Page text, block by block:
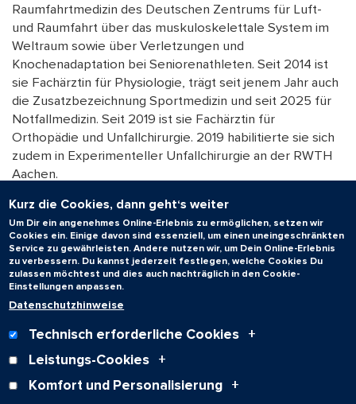
Raumfahrtmedizin des Deutschen Zentrums für Luft-
und Raumfahrt über das muskuloskelettale System im
Weltraum sowie über Verletzungen und
Knochenadaptation bei Seniorenathleten. Seit 2014 ist
sie Fachärztin für Physiologie, trägt seit jenem Jahr auch
die Zusatzbezeichnung Sportmedizin und seit 2025 für
Notfallmedizin. Seit 2019 ist sie Fachärztin für
Orthopädie und Unfallchirurgie. 2019 habilitierte sie sich
zudem in Experimenteller Unfallchirurgie an der RWTH
Aachen.
Von 2019 bis 2021 war sie mit einem DFG-
Forschungsstipendium an der Manchester Metropolitan
University tätig. Beim Deutschen Zentrums für Luft- und
Raumfahrt in Köln führte Ganse in der Zeit eine
Bettruhestudie durch, um zusammen mit NASA und ESA
den Muskelabbau im All zu erforschen. Aktuell arbeitet
die Medizinerin an einem Projekt auf der Concordia-
Station in der Antarktis zum Thema Muskeln und
Kurz die Cookies, dann geht‘s weiter
Um Dir ein angenehmes Online-Erlebnis zu ermöglichen, setzen wir
Cookies ein. Einige davon sind essenziell, um einen uneingeschränkten
Service zu gewährleisten. Andere nutzen wir, um Dein Online-Erlebnis
zu verbessern. Du kannst jederzeit festlegen, welche Cookies Du
zulassen möchtest und dies auch nachträglich in den Cookie-
Einstellungen anpassen.
Datenschutzhinweise
Technisch erforderliche Cookies
Leistungs-Cookies
Komfort und Personalisierung